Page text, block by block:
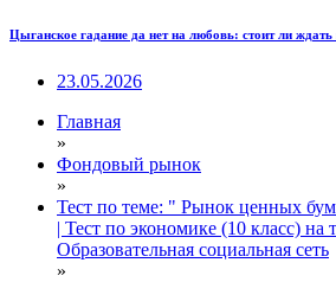
Цыганское гадание да нет на любовь: стоит ли ждать
23.05.2026
Главная
»
Фондовый рынок
»
Тест по теме: " Рынок ценных
| Тест по экономике (10 класс) на
Образовательная социальная сеть
»